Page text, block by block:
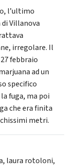
l’ultimo
Villanova
irregolare. Il
febbraio
ad un
specifico
fuga, ma poi
che era finita
metri.
, laura rotoloni,